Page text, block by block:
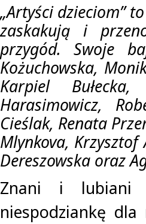
„Artyści dzieciom”
zaskakują i
przygód. Swoje
Kożuchowska,
Karpiel
Harasimowicz,
Cieślak, Renata
Mlynkova,
Dereszowska oraz
Znani i lubiani
niespodziankę dla